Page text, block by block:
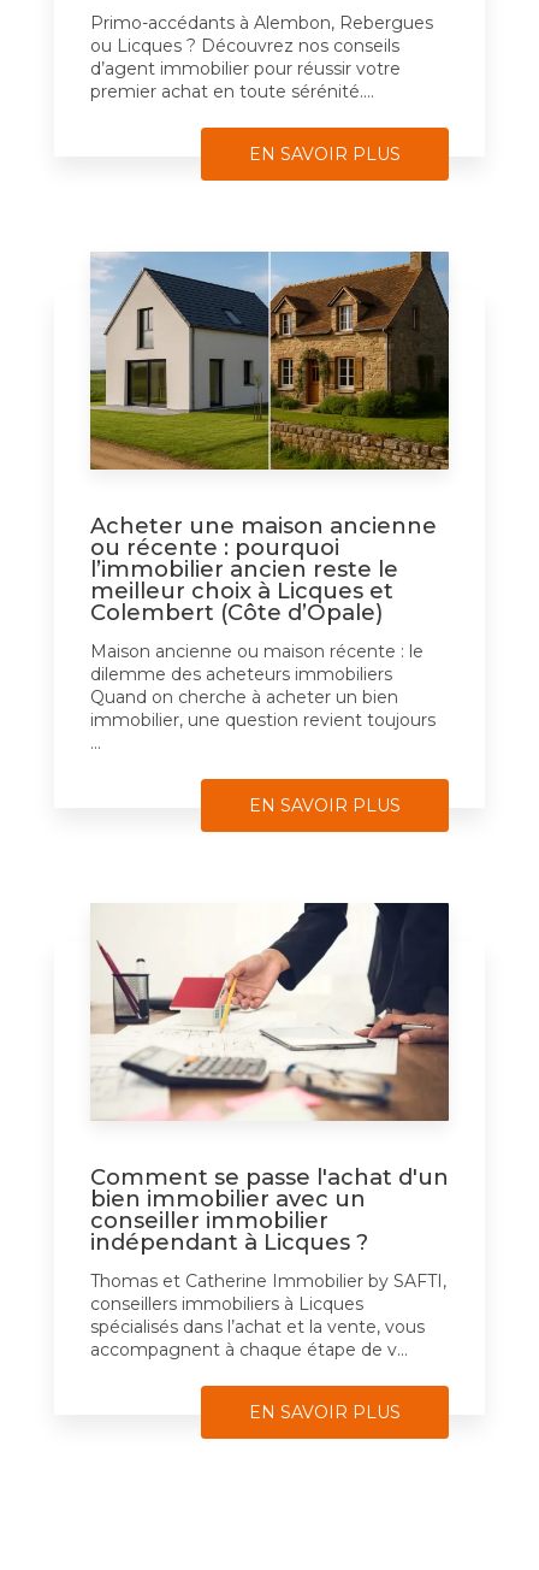
Primo-accédants à Alembon, Rebergues
ou Licques ? Découvrez nos conseils
d’agent immobilier pour réussir votre
premier achat en toute sérénité....
EN SAVOIR PLUS
Acheter une maison ancienne
ou récente : pourquoi
l’immobilier ancien reste le
meilleur choix à Licques et
Colembert (Côte d’Opale)
Maison ancienne ou maison récente : le
dilemme des acheteurs immobiliers
Quand on cherche à acheter un bien
immobilier, une question revient toujours
...
EN SAVOIR PLUS
Comment se passe l'achat d'un
bien immobilier avec un
conseiller immobilier
indépendant à Licques ?
Thomas et Catherine Immobilier by SAFTI,
conseillers immobiliers à Licques
spécialisés dans l’achat et la vente, vous
accompagnent à chaque étape de v...
EN SAVOIR PLUS